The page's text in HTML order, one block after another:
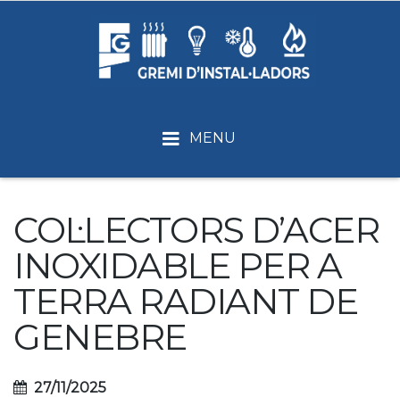
MENU
COL·LECTORS D’ACER
INOXIDABLE PER A
TERRA RADIANT DE
GENEBRE
27/11/2025